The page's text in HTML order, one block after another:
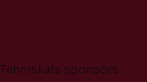
Tehniskais sponsors